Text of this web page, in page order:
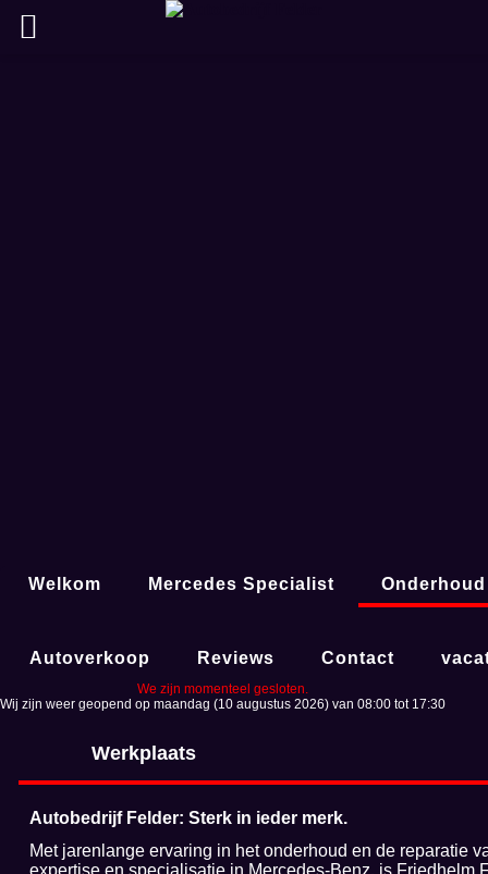
Welkom Mercedes Specialist Onderhoud
Autoverkoop Reviews Contact
We zijn momenteel gesloten.
Wij zijn weer geopend op maandag (10 augustus 2026) van 08:00 tot 17:30
Werkplaats
Autobedrijf Felder: Sterk in ieder merk.
Met jarenlange ervaring in het onderhoud en de reparatie
expertise en specialisatie in Mercedes-Benz, is Friedhelm